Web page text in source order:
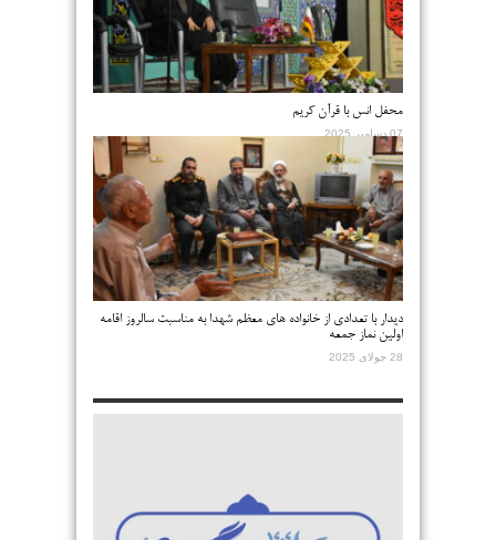
محفل انس با قرآن کریم
07 دسامبر 2025
دیدار با تعدادی از خانواده های معظم شهدا به مناسبت سالروز اقامه
اولین نماز جمعه
28 جولای 2025